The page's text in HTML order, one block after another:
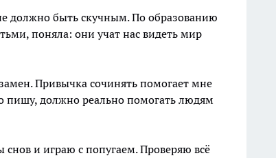
должно быть скучным. По образованию
поняла: они учат нас видеть мир
Привычка сочинять помогает мне
пишу, должно реально помогать людям
снов и играю с попугаем. Проверяю всё